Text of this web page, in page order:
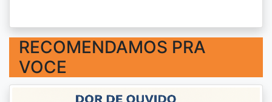
RECOMENDAMOS PRA
VOCE